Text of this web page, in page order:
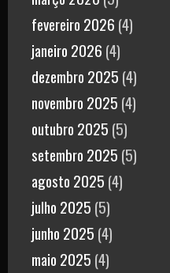
fevereiro 2026 (4)
janeiro 2026 (4)
dezembro 2025 (4)
novembro 2025 (4)
outubro 2025 (5)
setembro 2025 (5)
agosto 2025 (4)
julho 2025 (5)
junho 2025 (4)
maio 2025 (4)